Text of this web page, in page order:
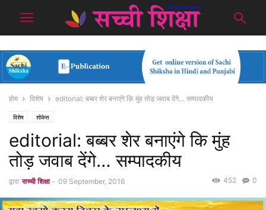
होम विशेष editorial: बब्बर शेर बनाएंगे कि मुंह तोड़ जवाब देंगे… सम्पादकीय
विशेष शोकेस
editorial: बब्बर शेर बनाएंगे कि मुंह
तोड़ जवाब देंगे… सम्पादकीय
द्वारा सच्ची शिक्षा - 09 September, 2016 0
452